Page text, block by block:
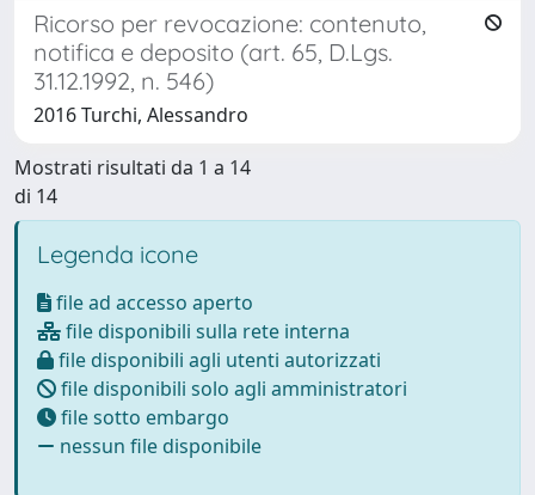
Ricorso per revocazione: contenuto,
notifica e deposito (art. 65, D.Lgs.
31.12.1992, n. 546)
2016 Turchi, Alessandro
Mostrati risultati da 1 a 14
di 14
Legenda icone
file ad accesso aperto
file disponibili sulla rete interna
file disponibili agli utenti autorizzati
file disponibili solo agli amministratori
file sotto embargo
nessun file disponibile